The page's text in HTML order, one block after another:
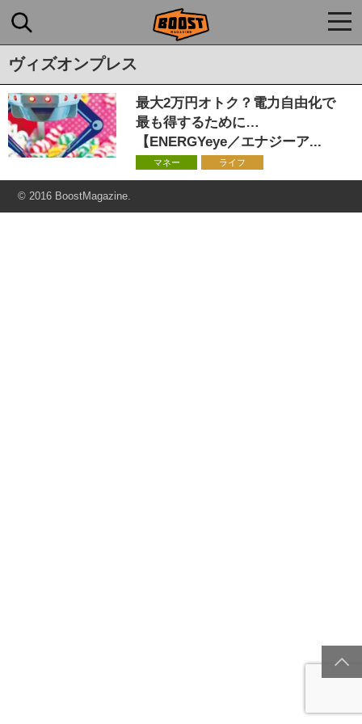
ヴィズオンプレス
最大2万円オトク？電力自由化で
最も得するために…
【ENERGYeye／エナジーア...
マネー ライフ
© 2016 BoostMagazine.